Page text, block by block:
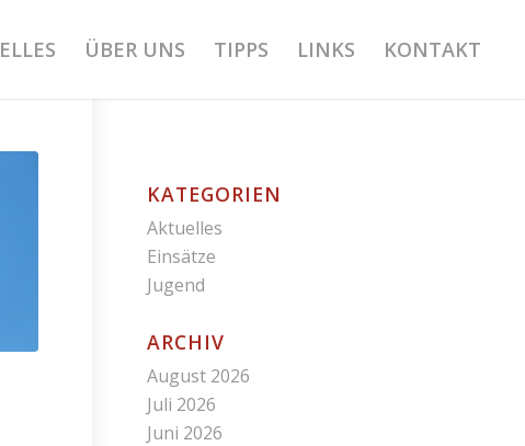
ÜBER UNS TIPPS LINKS KONTAKT
KATEGORIEN
Aktuelles
Einsätze
Jugend
ARCHIV
August 2026
Juli 2026
Juni 2026